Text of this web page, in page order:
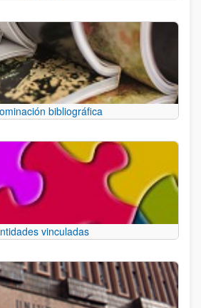
bibliográfica
vinculadas